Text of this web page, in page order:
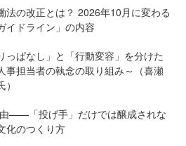
法の改正とは？ 2026年10月に変わる
イドライン」の内容
っぱなし」と「行動変容」を分けた
事担当者の執念の取り組み～（喜瀬
——「投げ手」だけでは醸成されな
化のつくり方